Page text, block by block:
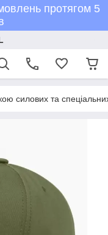
протягом 5
силових та